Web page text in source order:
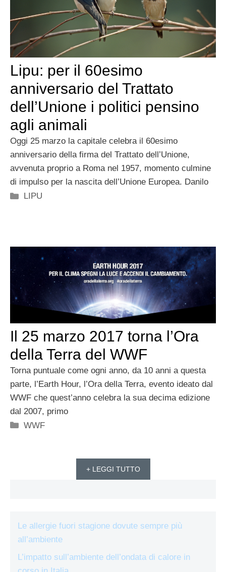
Lipu: per il 60esimo
anniversario del Trattato
dell’Unione i politici pensino
agli animali
Oggi 25 marzo la capitale celebra il 60esimo
anniversario della firma del Trattato dell’Unione,
avvenuta proprio a Roma nel 1957, momento culmine
di impulso per la nascita dell’Unione Europea. Danilo
Categorie
LIPU
Il 25 marzo 2017 torna l’Ora
della Terra del WWF
Torna puntuale come ogni anno, da 10 anni a questa
parte, l’Earth Hour, l’Ora della Terra, evento ideato dal
WWF che quest’anno celebra la sua decima edizione
dal 2007, primo
Categorie
WWF
+ LEGGI TUTTO
Le allergie fuori stagione dovute sempre più
all’ambiente
L’impatto sull’ambiente dell’ondata di calore in